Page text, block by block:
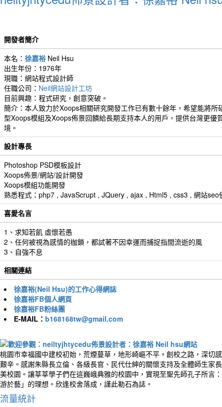
開發者簡介
本名： 徐嘉裕 Neil Hsu
出生年份：1976年
現職：網站程式設計師
任職公司： Neil網站設計工坊
目前興趣：程式研究，創意突破。
簡介：本人致力於Xoops相關研究開發工作已有數十餘年，希望能將所
型Xoops模組及Xoops佈景回饋給長期支持本人的用戶，提供台灣更優
境。
設計專長
Photoshop PSD模板設計
Xoops佈景/網站/設計開發
Xoops模組功能開發
熟悉程式：php7 , JavaScrupt , JQuery , ajax , Html5 , css3 , 網站seo
喜愛名言
1、求知若飢 虛懷若愚
2、任何被視為感情的枷鎖，都試著不因幸運而捕捉指間流逝的風
3、自強不息
相關連結
徐嘉裕(Neil Hsu)的工作心得網誌
徐嘉裕FB個人網頁
徐嘉裕FB粉絲團
E-MAIL： b168168tw@gmail.com
桃園市幸福國中建校初始，荒煙蔓草，地形崎嶇不平。創校之路，深切
艱辛。感謝朱縣長立倫、各級長官、民代仕紳的關懷支持及全體師生家
美校園。讓莘莘學子們在這巍峨典雅的校園中，實現至聖先師孔子所言
游於藝」的理想。欣逢校舍落成，謹此勒石為誌。
流量統計